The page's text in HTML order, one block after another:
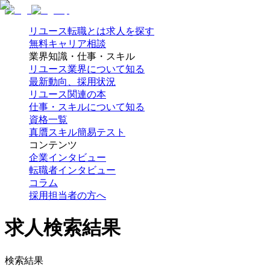
リユース転職とは求人を探す
無料キャリア相談
業界知識・仕事・スキル
リユース業界について知る
最新動向、採用状況
リユース関連の本
仕事・スキルについて知る
資格一覧
真贋スキル簡易テスト
コンテンツ
企業インタビュー
転職者インタビュー
コラム
採用担当者の方へ
求人検索結果
検索結果